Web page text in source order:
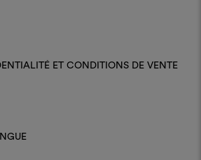
ET CONDITIONS DE VENTE